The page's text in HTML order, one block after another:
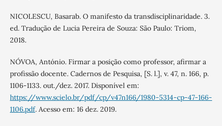
NICOLESCU, Basarab. O manifesto da transdisciplinaridade. 3.
ed. Tradução de Lucia Pereira de Souza: São Paulo: Triom,
2018.
NÓVOA, António. Firmar a posição como professor, afirmar a
profissão docente. Cadernos de Pesquisa, [S. l.], v. 47, n. 166, p.
1106-1133. out./dez. 2017. Disponível em:
https://www.scielo.br/pdf/cp/v47n166/1980-5314-cp-47-166-
1106.pdf. Acesso em: 16 dez. 2019.